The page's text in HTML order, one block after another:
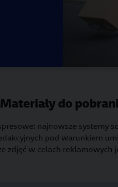
Materiały do
najnowsze systemy
pod warunkiem
zdjęć w celach reklamowych